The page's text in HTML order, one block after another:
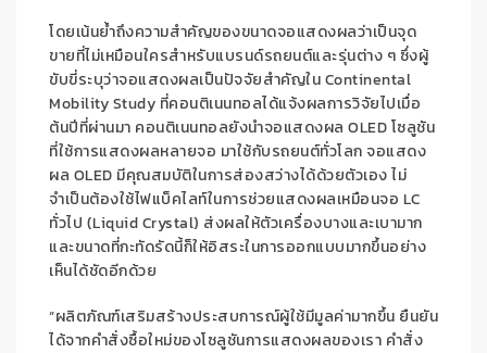
โดยเน้นย้ำถึงความสำคัญของขนาดจอแสดงผลว่าเป็นจุด
ขายที่ไม่เหมือนใครสำหรับแบรนด์รถยนต์และรุ่นต่าง ๆ ซึ่งผู้
ขับขี่ระบุว่าจอแสดงผลเป็นปัจจัยสำคัญในContinental
MobilityStudy ที่คอนติเนนทอลได้แจ้งผลการวิจัยไปเมื่อ
ต้นปีที่ผ่านมา คอนติเนนทอลยังนำจอแสดงผล OLEDโซลูชัน
ที่ใช้การแสดงผลหลายจอ มาใช้กับรถยนต์ทั่วโลก จอแสดง
ผล OLED มีคุณสมบัติในการส่องสว่างได้ด้วยตัวเอง ไม่
จำเป็นต้องใช้ไฟแบ็คไลท์ในการช่วยแสดงผลเหมือนจอ LC
ทั่วไป (Liquid Crystal) ส่งผลให้ตัวเครื่องบางและเบามาก
และขนาดที่กะทัดรัดนี้ก็ให้อิสระในการออกแบบมากขึ้นอย่าง
เห็นได้ชัดอีกด้วย
“ผลิตภัณฑ์เสริมสร้างประสบการณ์ผู้ใช้มีมูลค่ามากขึ้น ยืนยัน
ได้จากคำสั่งซื้อใหม่ของโซลูชันการแสดงผลของเรา คำสั่ง